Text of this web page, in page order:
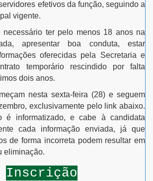
efetivos da função, seguindo a
vigente.
necessário ter pelo menos 18 anos na
apresentar boa conduta, estar
oferecidas pela Secretaria e
temporário rescindido por falta
dois anos.
nesta sexta-feira (28) e seguem
exclusivamente pelo link abaixo.
é informatizado, e cabe à candidata
cada informação enviada, já que
de forma incorreta podem resultar em
eliminação.
Inscrição